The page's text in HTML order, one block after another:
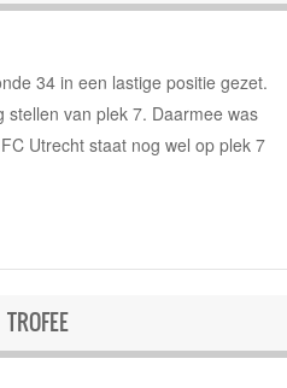
34 in een lastige positie gezet.
van plek 7. Daarmee was
Utrecht staat nog wel op plek 7